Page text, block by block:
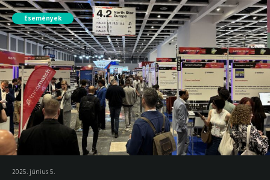
Események
2025. június 5.